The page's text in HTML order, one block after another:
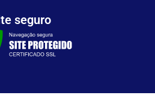
seguro